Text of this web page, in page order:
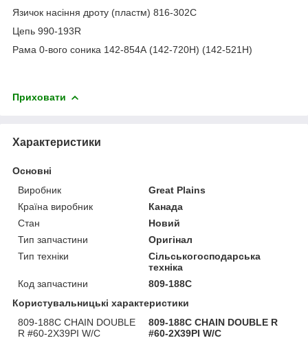
Язичок насіння дроту (пластм) 816-302C
Цепь 990-193R
Рама 0-вого соника 142-854А (142-720H) (142-521Н)
Приховати
Характеристики
Основні
Виробник
Great Plains
Країна виробник
Канада
Стан
Новий
Тип запчастини
Оригінал
Тип техніки
Сільськогосподарська
техніка
Код запчастини
809-188C
Користувальницькі характеристики
809-188C CHAIN DOUBLE
R #60-2X39PI W/C
809-188С CHAIN DOUBLE R
#60-2X39PI W/C